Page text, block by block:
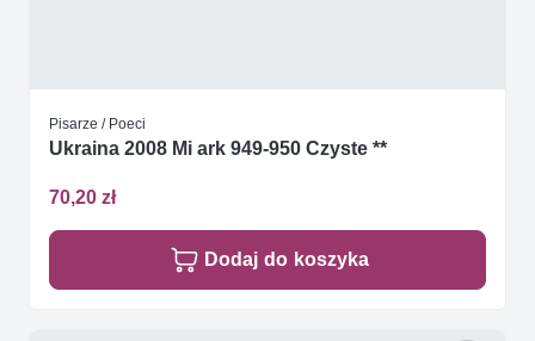
Pisarze / Poeci
Ukraina 2008 Mi ark 949-950 Czyste **
70,20 zł
Dodaj do koszyka